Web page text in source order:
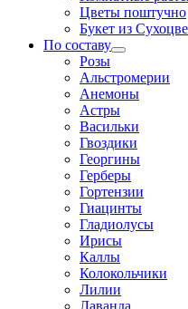
Цветы поштучно
Букет из
По составу
Розы
Альстромерии
Анемоны
Астры
Васильки
Гвоздики
Георгины
Герберы
Гортензии
Гиацинты
Гладиолусы
Ирисы
Каллы
Колокольчики
Лилии
Лаванда